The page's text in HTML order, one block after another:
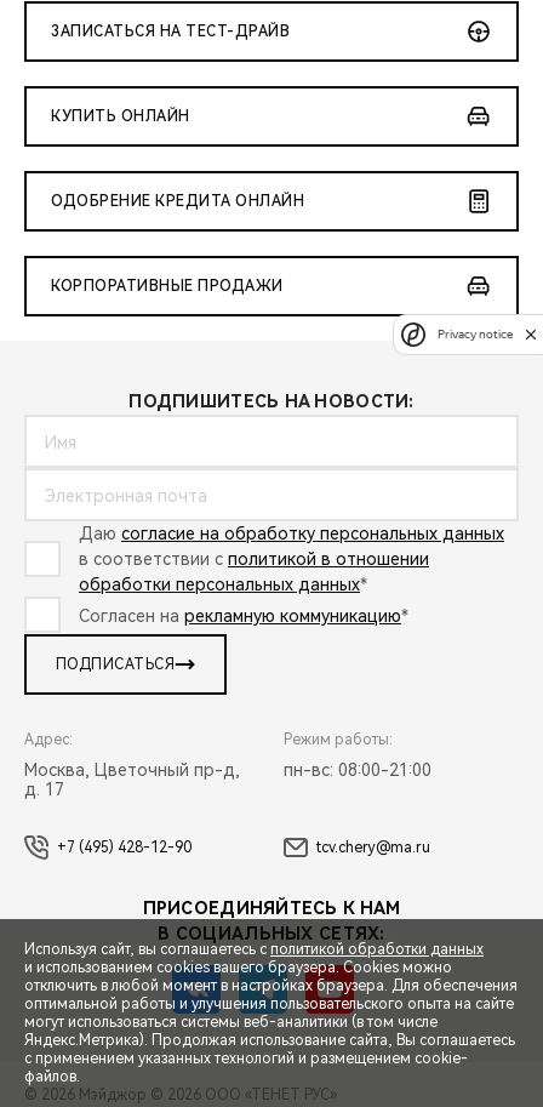
СПЕЦПРЕДЛОЖЕНИЯ
ЗАПИСЬ НА ТЕСТ-ДРАЙВ
ЗАПИСАТЬСЯ НА ТЕСТ-ДРАЙВ
КУПИТЬ ОНЛАЙН
ОДОБРЕНИЕ КРЕДИТА ОНЛАЙН
КОРПОРАТИВНЫЕ ПРОДАЖИ
ПОДПИШИТЕСЬ НА НОВОСТИ:
Даю согласие на обработку персональных данных
в соответствии с политикой в отношении
обработки персональных данных*
Согласен на рекламную коммуникацию*
ПОДПИСАТЬСЯ
Адрес:
Москва, Цветочный пр-д,
д. 17
Режим работы:
пн-вс: 08:00-21:00
+7 (495) 428-12-90 tcv.chery@ma.ru
ПРИСОЕДИНЯЙТЕСЬ К НАМ
В СОЦИАЛЬНЫХ СЕТЯХ:
© 2026 Мэйджор © 2026 ООО «ТЕНЕТ РУС»
Используя сайт, вы соглашаетесь с политикой обработки данных
и использованием cookies вашего браузера. Cookies можно
отключить в любой момент в настройках браузера. Для обеспечения
оптимальной работы и улучшения пользовательского опыта на сайте
могут использоваться системы веб-аналитики (в том числе
Яндекс.Метрика). Продолжая использование сайта, Вы соглашаетесь
с применением указанных технологий и размещением cookie-
файлов.
Privacy notice